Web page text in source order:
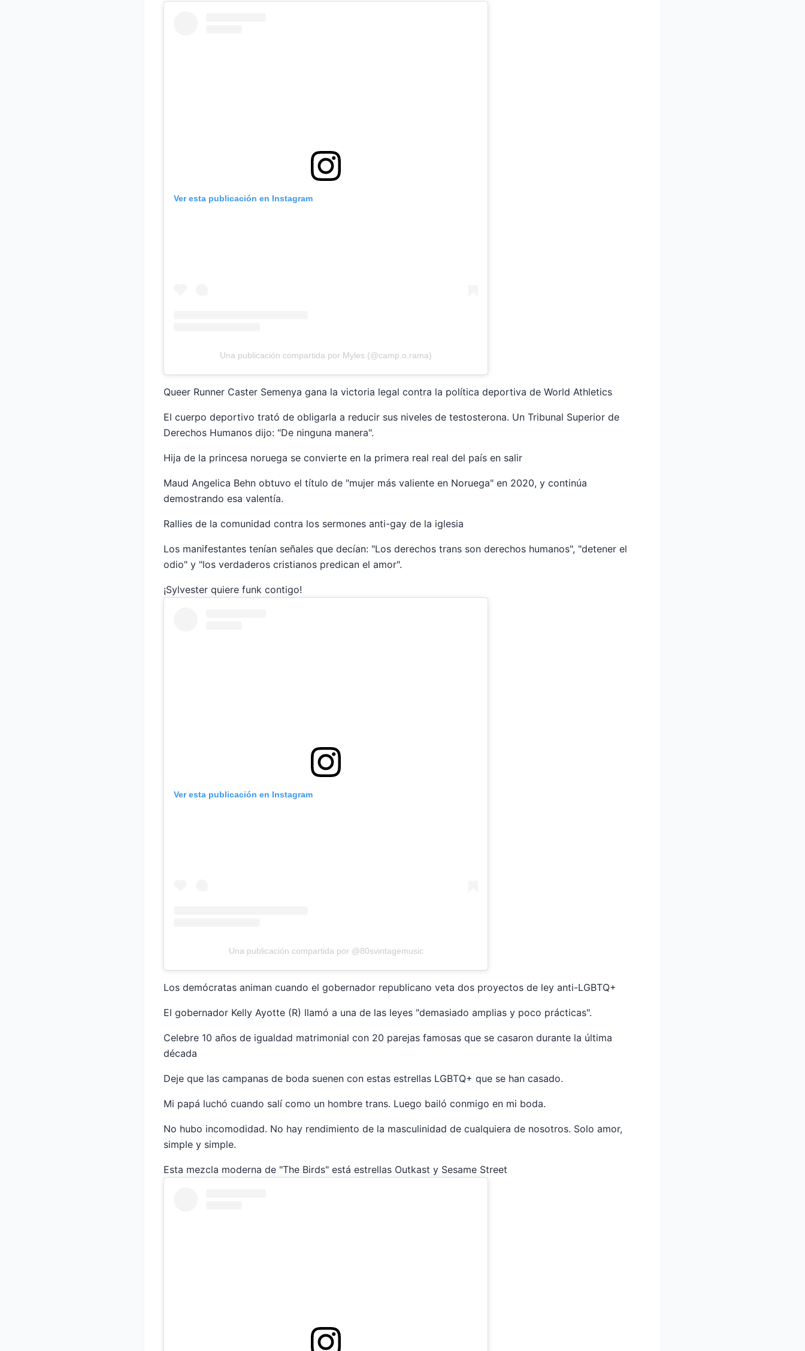
Ver esta publicación en Instagram
Una publicación compartida por Myles (@camp.o.rama)
Queer Runner Caster Semenya gana la victoria legal contra la política deportiva de World Athletics
El cuerpo deportivo trató de obligarla a reducir sus niveles de testosterona. Un Tribunal Superior de
Derechos Humanos dijo: "De ninguna manera".
Hija de la princesa noruega se convierte en la primera real real del país en salir
Maud Angelica Behn obtuvo el título de "mujer más valiente en Noruega" en 2020, y continúa
demostrando esa valentía.
Rallies de la comunidad contra los sermones anti-gay de la iglesia
Los manifestantes tenían señales que decían: "Los derechos trans son derechos humanos", "detener el
odio" y "los verdaderos cristianos predican el amor".
¡Sylvester quiere funk contigo!
Ver esta publicación en Instagram
Una publicación compartida por @80svintagemusic
Los demócratas animan cuando el gobernador republicano veta dos proyectos de ley anti-LGBTQ+
El gobernador Kelly Ayotte (R) llamó a una de las leyes "demasiado amplias y poco prácticas".
Celebre 10 años de igualdad matrimonial con 20 parejas famosas que se casaron durante la última
década
Deje que las campanas de boda suenen con estas estrellas LGBTQ+ que se han casado.
Mi papá luchó cuando salí como un hombre trans. Luego bailó conmigo en mi boda.
No hubo incomodidad. No hay rendimiento de la masculinidad de cualquiera de nosotros. Solo amor,
simple y simple.
Esta mezcla moderna de "The Birds" está estrellas Outkast y Sesame Street